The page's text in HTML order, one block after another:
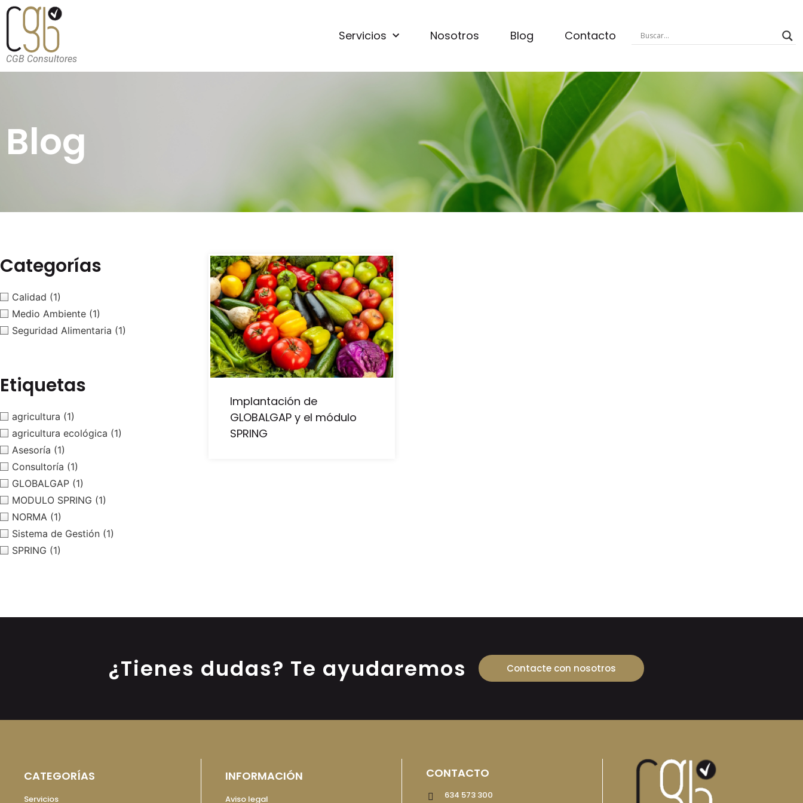
CGB Consultores
Servicios Nosotros Blog Contacto
Blog
Categorías
Calidad (1)
Medio Ambiente (1)
Seguridad Alimentaria (1)
Etiquetas
agricultura (1)
agricultura ecológica (1)
Asesoría (1)
Consultoría (1)
GLOBALGAP (1)
MODULO SPRING (1)
NORMA (1)
Sistema de Gestión (1)
SPRING (1)
Implantación de
GLOBALGAP y el módulo
SPRING
¿Tienes dudas? Te ayudaremos Contacte con nosotros
CATEGORÍAS
Servicios
INFORMACIÓN
Aviso legal
CONTACTO
634 573 300